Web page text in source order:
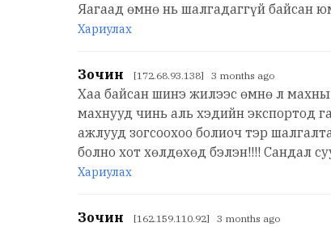
Яагаад өмнө нь шалгадаггүй байсан
Хариулах
Зочин [172.68.93.138] 3 months ago
Хаа байсан шинэ жилээс өмнө л
махнууд чинь аль хэдийн экспортод
ажлууд зогсоохоо болиоч тэр
болно хот хөлдөхөд бэлэн!!!! Сандал
Хариулах
Зочин [162.159.110.92] 3 months ago